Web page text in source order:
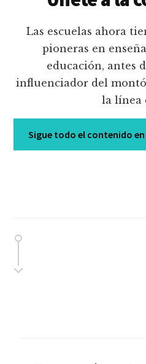
Las escuelas ahora
pioneras en
educación, antes
influenciador del
la línea
Sigue todo el contenido